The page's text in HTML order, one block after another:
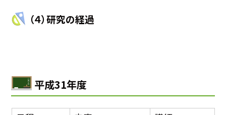
（４）研究の経過
平成31年度